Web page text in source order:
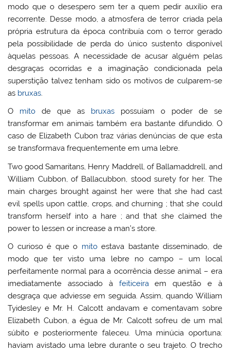
modo que o desespero sem ter a quem pedir auxílio era
recorrente. Desse modo, a atmosfera de terror criada pela
própria estrutura da época contribuía com o terror gerado
pela possibilidade de perda do único sustento disponível
àquelas pessoas. A necessidade de acusar alguém pelas
desgraças ocorridas e a imaginação condicionada pela
superstição talvez tenham sido os motivos de culparem-se
as bruxas.
O mito de que as bruxas possuíam o poder de se
transformar em animais também era bastante difundido. O
caso de Elizabeth Cubon traz várias denúncias de que esta
se transformava frequentemente em uma lebre.
Two good Samaritans, Henry Maddrell, of Ballamaddrell, and
William Cubbon, of Ballacubbon, stood surety for her. The
main charges brought against her were that she had cast
evil spells upon cattle, crops, and churning ; that she could
transform herself into a hare ; and that she claimed the
power to lessen or increase a man’s store.
O curioso é que o mitoestava bastante disseminado, de
modo que ter visto uma lebre no campo – um local
perfeitamente normal para a ocorrência desse animal – era
imediatamente associado à feiticeiraem questão e à
desgraça que adviesse em seguida. Assim, quando William
Tyidesley e Mr. H. Calcott andavam e comentavam sobre
Elizabeth Cubon, a égua de Mr. Calcott sofreu de um mal
súbito e posteriormente faleceu. Uma minúcia oportuna:
haviam avistado uma lebre durante o seu trajeto. O trecho